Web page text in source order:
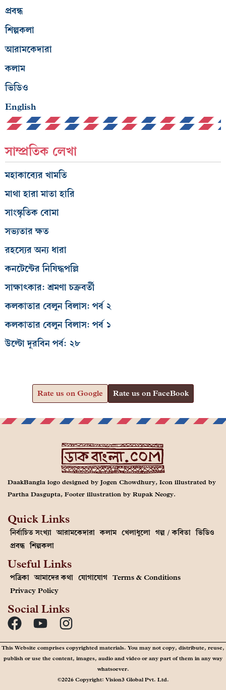
প্রবন্ধ
শিল্পকলা
আরামকেদারা
কলাম
ভিডিও
English
সাম্প্রতিক লেখা
মহাকাব্যের খামতি
মাথা হারা মাতা হারি
সাংস্কৃতিক বোমা
সভ্যতার ক্ষত
রহস্যের অন্য ধারা
কনটেন্টের নিষিদ্ধপল্লি
সাক্ষাৎকার: শ্রমণা চক্রবর্তী
কলকাতার বেলুন বিলাস: পর্ব ২
কলকাতার বেলুন বিলাস: পর্ব ১
উল্টো দূরবিন পর্ব: ২৮
Rate us on Google Rate us on FaceBook
DaakBangla logo designed by Jogen Chowdhury, Icon illustrated by
Partha Dasgupta, Footer illustration by Rupak Neogy.
Quick Links
নির্বাচিত সংখ্যা আরামকেদারা কলাম খেলাধুলো গল্প / কবিতা ভিডিও
প্রবন্ধ শিল্পকলা
Useful Links
পত্রিকা আমাদের কথা যোগাযোগ Terms & Conditions
Privacy Policy
Social Links
This Website comprises copyrighted materials. You may not copy, distribute, reuse,
publish or use the content, images, audio and video or any part of them in any way
whatsoever.
©2026 Copyright: Vision3 Global Pvt. Ltd.